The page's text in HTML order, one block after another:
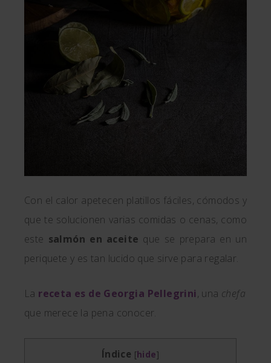
Con el calor apetecen platillos fáciles, cómodos y
que te solucionen varias comidas o cenas, como
este salmón en aceite que se prepara en un
periquete y es tan lucido que sirve para regalar.
La receta es de Georgia Pellegrini, una chefa
que merece la pena conocer.
Índice [hide]